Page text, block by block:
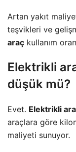
Artan yakıt
teşvikleri ve
araç kullanım
Elektrikli
düşük mü?
Evet. Elektrikli
araçlara göre
maliyeti sunuyor.